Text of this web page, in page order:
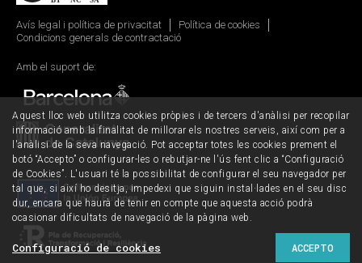
Avís legal i política de privacitat
Política de cookies
Condicions generals de contractació
Amb el suport de:
Aquest lloc web utilitza cookies pròpies i de tercers d'anàlisi per recopilar
informació amb la finalitat de millorar els nostres serveis, així com per a
l'anàlisi de la seva navegació. Pot acceptar totes les cookies prement el
botó “Accepto” o configurar-les o rebutjar-ne l'ús fent clic a “Configuració
de Cookies”. L'usuari té la possibilitat de configurar el seu navegador per
tal que, si així ho desitja, impedexi que siguin instal·lades en el seu disc
dur, encara que haurà de tenir en compte que aquesta acció podrà
ocasionar dificultats de navegació de la pàgina web.
ACCEPTO
Configuració de cookies